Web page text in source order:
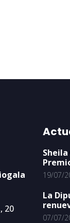
20
19/07/
La
07/07/